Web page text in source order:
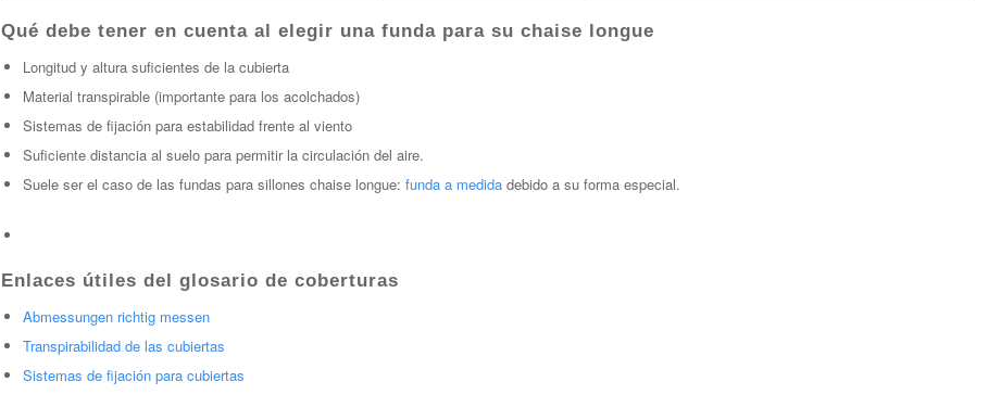
Qué debe tener en cuenta al elegir una funda para su chaise longue
Longitud y altura suficientes de la cubierta
Material transpirable (importante para los acolchados)
Sistemas de fijación para estabilidad frente al viento
Suficiente distancia al suelo para permitir la circulación del aire.
Suele ser el caso de las fundas para sillones chaise longue: funda a medidadebido a su forma especial.
Enlaces útiles del glosario de coberturas
Abmessungen richtig messen
Transpirabilidad de las cubiertas
Sistemas de fijación para cubiertas